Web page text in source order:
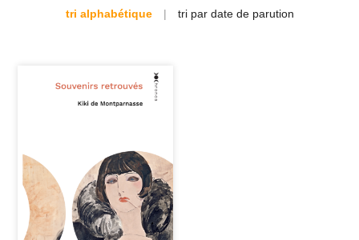
tri alphabétique | tri par date de parution